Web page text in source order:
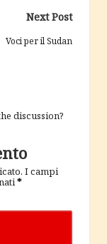
Next Post
Voci per il Sudan
discussion?
I campi
*